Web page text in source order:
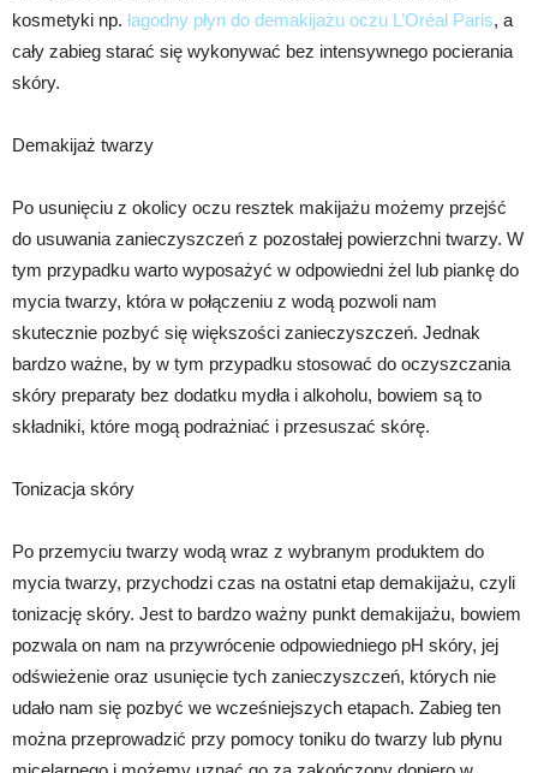
kosmetyki np. łagodny płyn do demakijażu oczu L’Oréal Paris, a
cały zabieg starać się wykonywać bez intensywnego pocierania
skóry.
Demakijaż twarzy
Po usunięciu z okolicy oczu resztek makijażu możemy przejść
do usuwania zanieczyszczeń z pozostałej powierzchni twarzy. W
tym przypadku warto wyposażyć w odpowiedni żel lub piankę do
mycia twarzy, która w połączeniu z wodą pozwoli nam
skutecznie pozbyć się większości zanieczyszczeń. Jednak
bardzo ważne, by w tym przypadku stosować do oczyszczania
skóry preparaty bez dodatku mydła i alkoholu, bowiem są to
składniki, które mogą podrażniać i przesuszać skórę.
Tonizacja skóry
Po przemyciu twarzy wodą wraz z wybranym produktem do
mycia twarzy, przychodzi czas na ostatni etap demakijażu, czyli
tonizację skóry. Jest to bardzo ważny punkt demakijażu, bowiem
pozwala on nam na przywrócenie odpowiedniego pH skóry, jej
odświeżenie oraz usunięcie tych zanieczyszczeń, których nie
udało nam się pozbyć we wcześniejszych etapach. Zabieg ten
można przeprowadzić przy pomocy toniku do twarzy lub płynu